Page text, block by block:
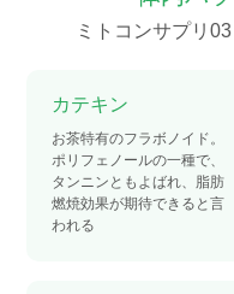
ミトコンサプリ
カテキン
お茶特有のフラボノイド。
ポリフェノールの一種で、
タンニンともよばれ、脂肪
燃焼効果が期待できると言
われる